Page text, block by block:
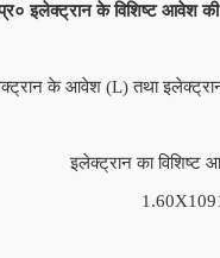
इलेक्ट्रान के विशिष्ट आवेश की
के आवेश (L) तथा
इलेक्ट्रान का विशिष्ट